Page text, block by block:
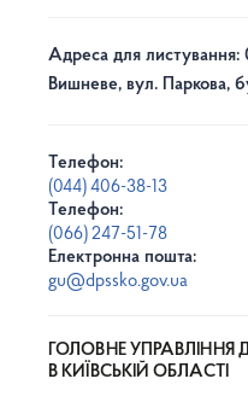
Адреса для листування:
Вишневе, вул. Паркова,
Телефон:
(044) 406-38-13
Телефон:
(066) 247-51-78
Електронна пошта:
gu@dpssko.gov.ua
ГОЛОВНЕ
В КИЇВСЬКІЙ ОБЛАСТІ